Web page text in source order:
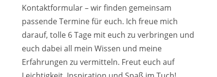
Kontaktformular – wir finden gemeinsam
passende Termine für euch. Ich freue mich
darauf, tolle 6 Tage mit euch zu verbringen und
euch dabei all mein Wissen und meine
Erfahrungen zu vermitteln. Freut euch auf